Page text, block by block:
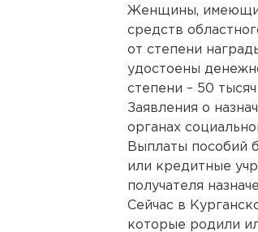
Женщины, имеющие
средств
от степени
удостоены
степени – 50
Заявления о
органах
Выплаты пособий
или кредитные
получателя
Сейчас в
которые родили